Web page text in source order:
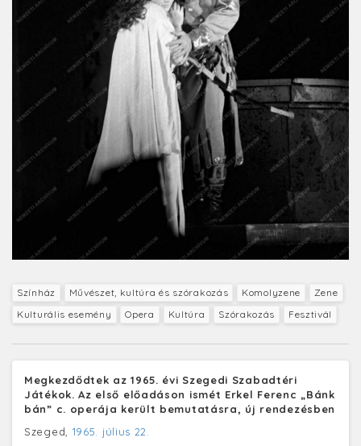
Színház Művészet, kultúra és szórakozás Komolyzene
Zene
Kulturális esemény
Opera Kultúra Szórakozás Fesztivál
Megkezdődtek az 1965. évi Szegedi Szabadtéri
Játékok. Az első előadáson ismét Erkel Ferenc „Bánk
bán” c. operája került bemutatásra, új rendezésben
Szeged, 1965. július 22.